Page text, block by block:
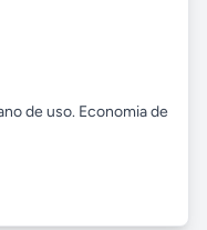
de uso. Economia de